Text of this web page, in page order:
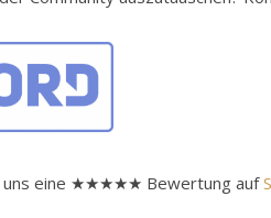
uns eine ★★★★★ Bewertung auf